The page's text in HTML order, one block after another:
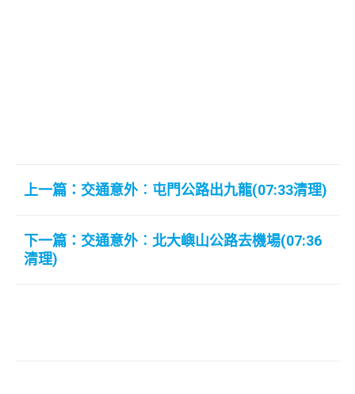
上一篇：交通意外︰屯門公路出九龍(07:33清理)
下一篇：交通意外︰北大嶼山公路去機場(07:36
清理)